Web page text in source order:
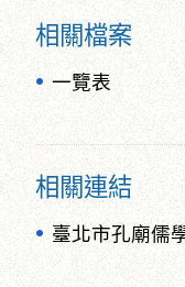
相關檔案
一覽表
相關連結
臺北市孔廟儒